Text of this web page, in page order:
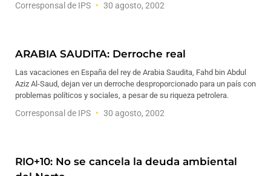
Corresponsal de IPS 30 agosto, 2002
ARABIA SAUDITA: Derroche real
Las vacaciones en España del rey de Arabia Saudita, Fahd bin Abdul
Aziz Al-Saud, dejan ver un derroche desproporcionado para un país con
problemas políticos y sociales, a pesar de su riqueza petrolera.
Corresponsal de IPS 30 agosto, 2002
RIO+10: No se cancela la deuda ambiental